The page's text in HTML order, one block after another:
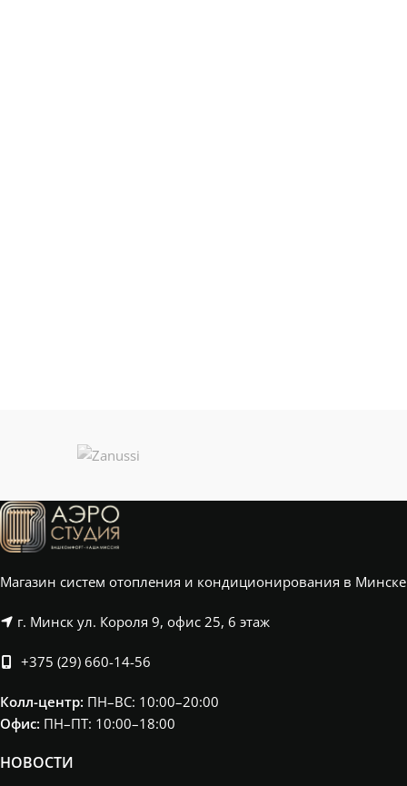
Магазин систем отопления и кондиционирования в Минске
г. Минск ул. Короля 9, офис 25, 6 этаж
+375 (29) 660-14-56
Колл-центр: ПН–ВС: 10:00–20:00​
Офис: ПН–ПТ: 10:00–18:00
НОВОСТИ